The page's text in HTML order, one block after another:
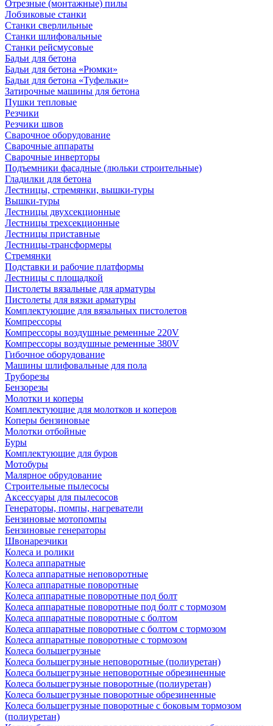
Отрезные (монтажные) пилы
Лобзиковые станки
Станки сверлильные
Станки шлифовальные
Станки рейсмусовые
Бадьи для бетона
Бадьи для бетона «Рюмки»
Бадьи для бетона «Туфельки»
Затирочные машины для бетона
Пушки тепловые
Резчики
Резчики швов
Сварочное оборудование
Сварочные аппараты
Сварочные инверторы
Подъемники фасадные (люльки строительные)
Гладилки для бетона
Лестницы, стремянки, вышки-туры
Вышки-туры
Лестницы двухсекционные
Лестницы трехсекционные
Лестницы приставные
Лестницы-трансформеры
Стремянки
Подставки и рабочие платформы
Лестницы с площадкой
Пистолеты вязальные для арматуры
Пистолеты для вязки арматуры
Комплектующие для вязальных пистолетов
Компрессоры
Компрессоры воздушные ременные 220V
Компрессоры воздушные ременные 380V
Гибочное оборудование
Машины шлифовальные для пола
Труборезы
Бензорезы
Молотки и коперы
Комплектующие для молотков и коперов
Коперы бензиновые
Молотки отбойные
Буры
Комплектующие для буров
Мотобуры
Малярное обрудование
Строительные пылесосы
Аксессуары для пылесосов
Генераторы, помпы, нагреватели
Бензиновые мотопомпы
Бензиновые генераторы
Швонарезчики
Колеса и ролики
Колеса аппаратные
Колеса аппаратные неповоротные
Колеса аппаратные поворотные
Колеса аппаратные поворотные под болт
Колеса аппаратные поворотные под болт с тормозом
Колеса аппаратные поворотные с болтом
Колеса аппаратные поворотные с болтом с тормозом
Колеса аппаратные поворотные с тормозом
Колеса большегрузные
Колеса большегрузные неповоротные (полиуретан)
Колеса большегрузные неповоротные обрезиненные
Колеса большегрузные поворотные (полиуретан)
Колеса большегрузные поворотные обрезиненные
Колеса большегрузные поворотные с боковым тормозом
(полиуретан)